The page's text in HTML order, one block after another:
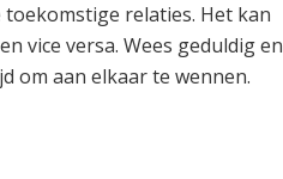
relaties. Het kan
vice versa. Wees geduldig en
om aan elkaar te wennen.